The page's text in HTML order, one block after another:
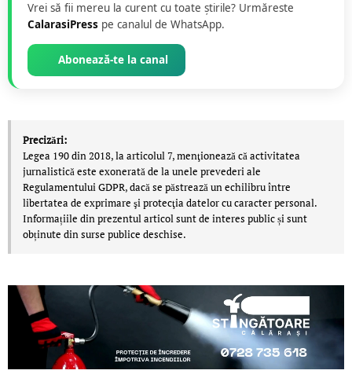
Vrei să fii mereu la curent cu toate știrile? Urmăreste
CalarasiPress pe canalul de WhatsApp.
Abonează-te la canal
Precizări:
Legea 190 din 2018, la articolul 7, menţionează că activitatea
jurnalistică este exonerată de la unele prevederi ale
Regulamentului GDPR, dacă se păstrează un echilibru între
libertatea de exprimare şi protecţia datelor cu caracter personal.
Informațiile din prezentul articol sunt de interes public și sunt
obținute din surse publice deschise.